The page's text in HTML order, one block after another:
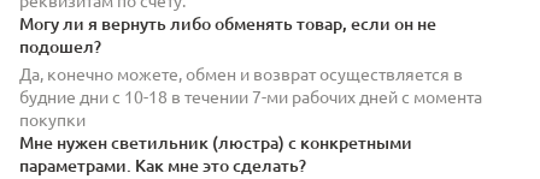
Могу ли я вернуть либо обменять товар, если он не
подошел?
Да, конечно можете, обмен и возврат осуществляется в
будние дни с 10-18 в течении 7-ми рабочих дней с момента
покупки
Мне нужен светильник (люстра) с конкретными
параметрами. Как мне это сделать?